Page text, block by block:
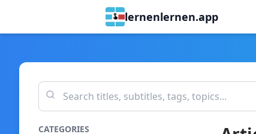
lernenlernen.app
CATEGORIES